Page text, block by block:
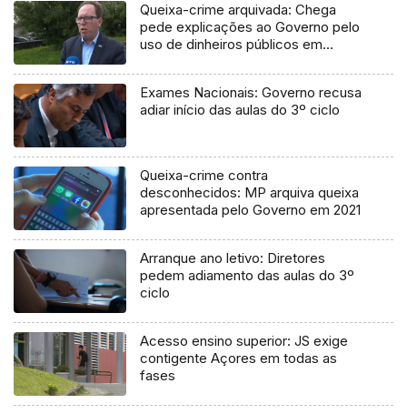
Queixa-crime arquivada: Chega
pede explicações ao Governo pelo
uso de dinheiros públicos em
Exames Nacionais: Governo recusa
adiar início das aulas do 3º ciclo
Queixa-crime contra
desconhecidos: MP arquiva queixa
apresentada pelo Governo em 2021
Arranque ano letivo: Diretores
pedem adiamento das aulas do 3º
ciclo
Acesso ensino superior: JS exige
contigente Açores em todas as
fases